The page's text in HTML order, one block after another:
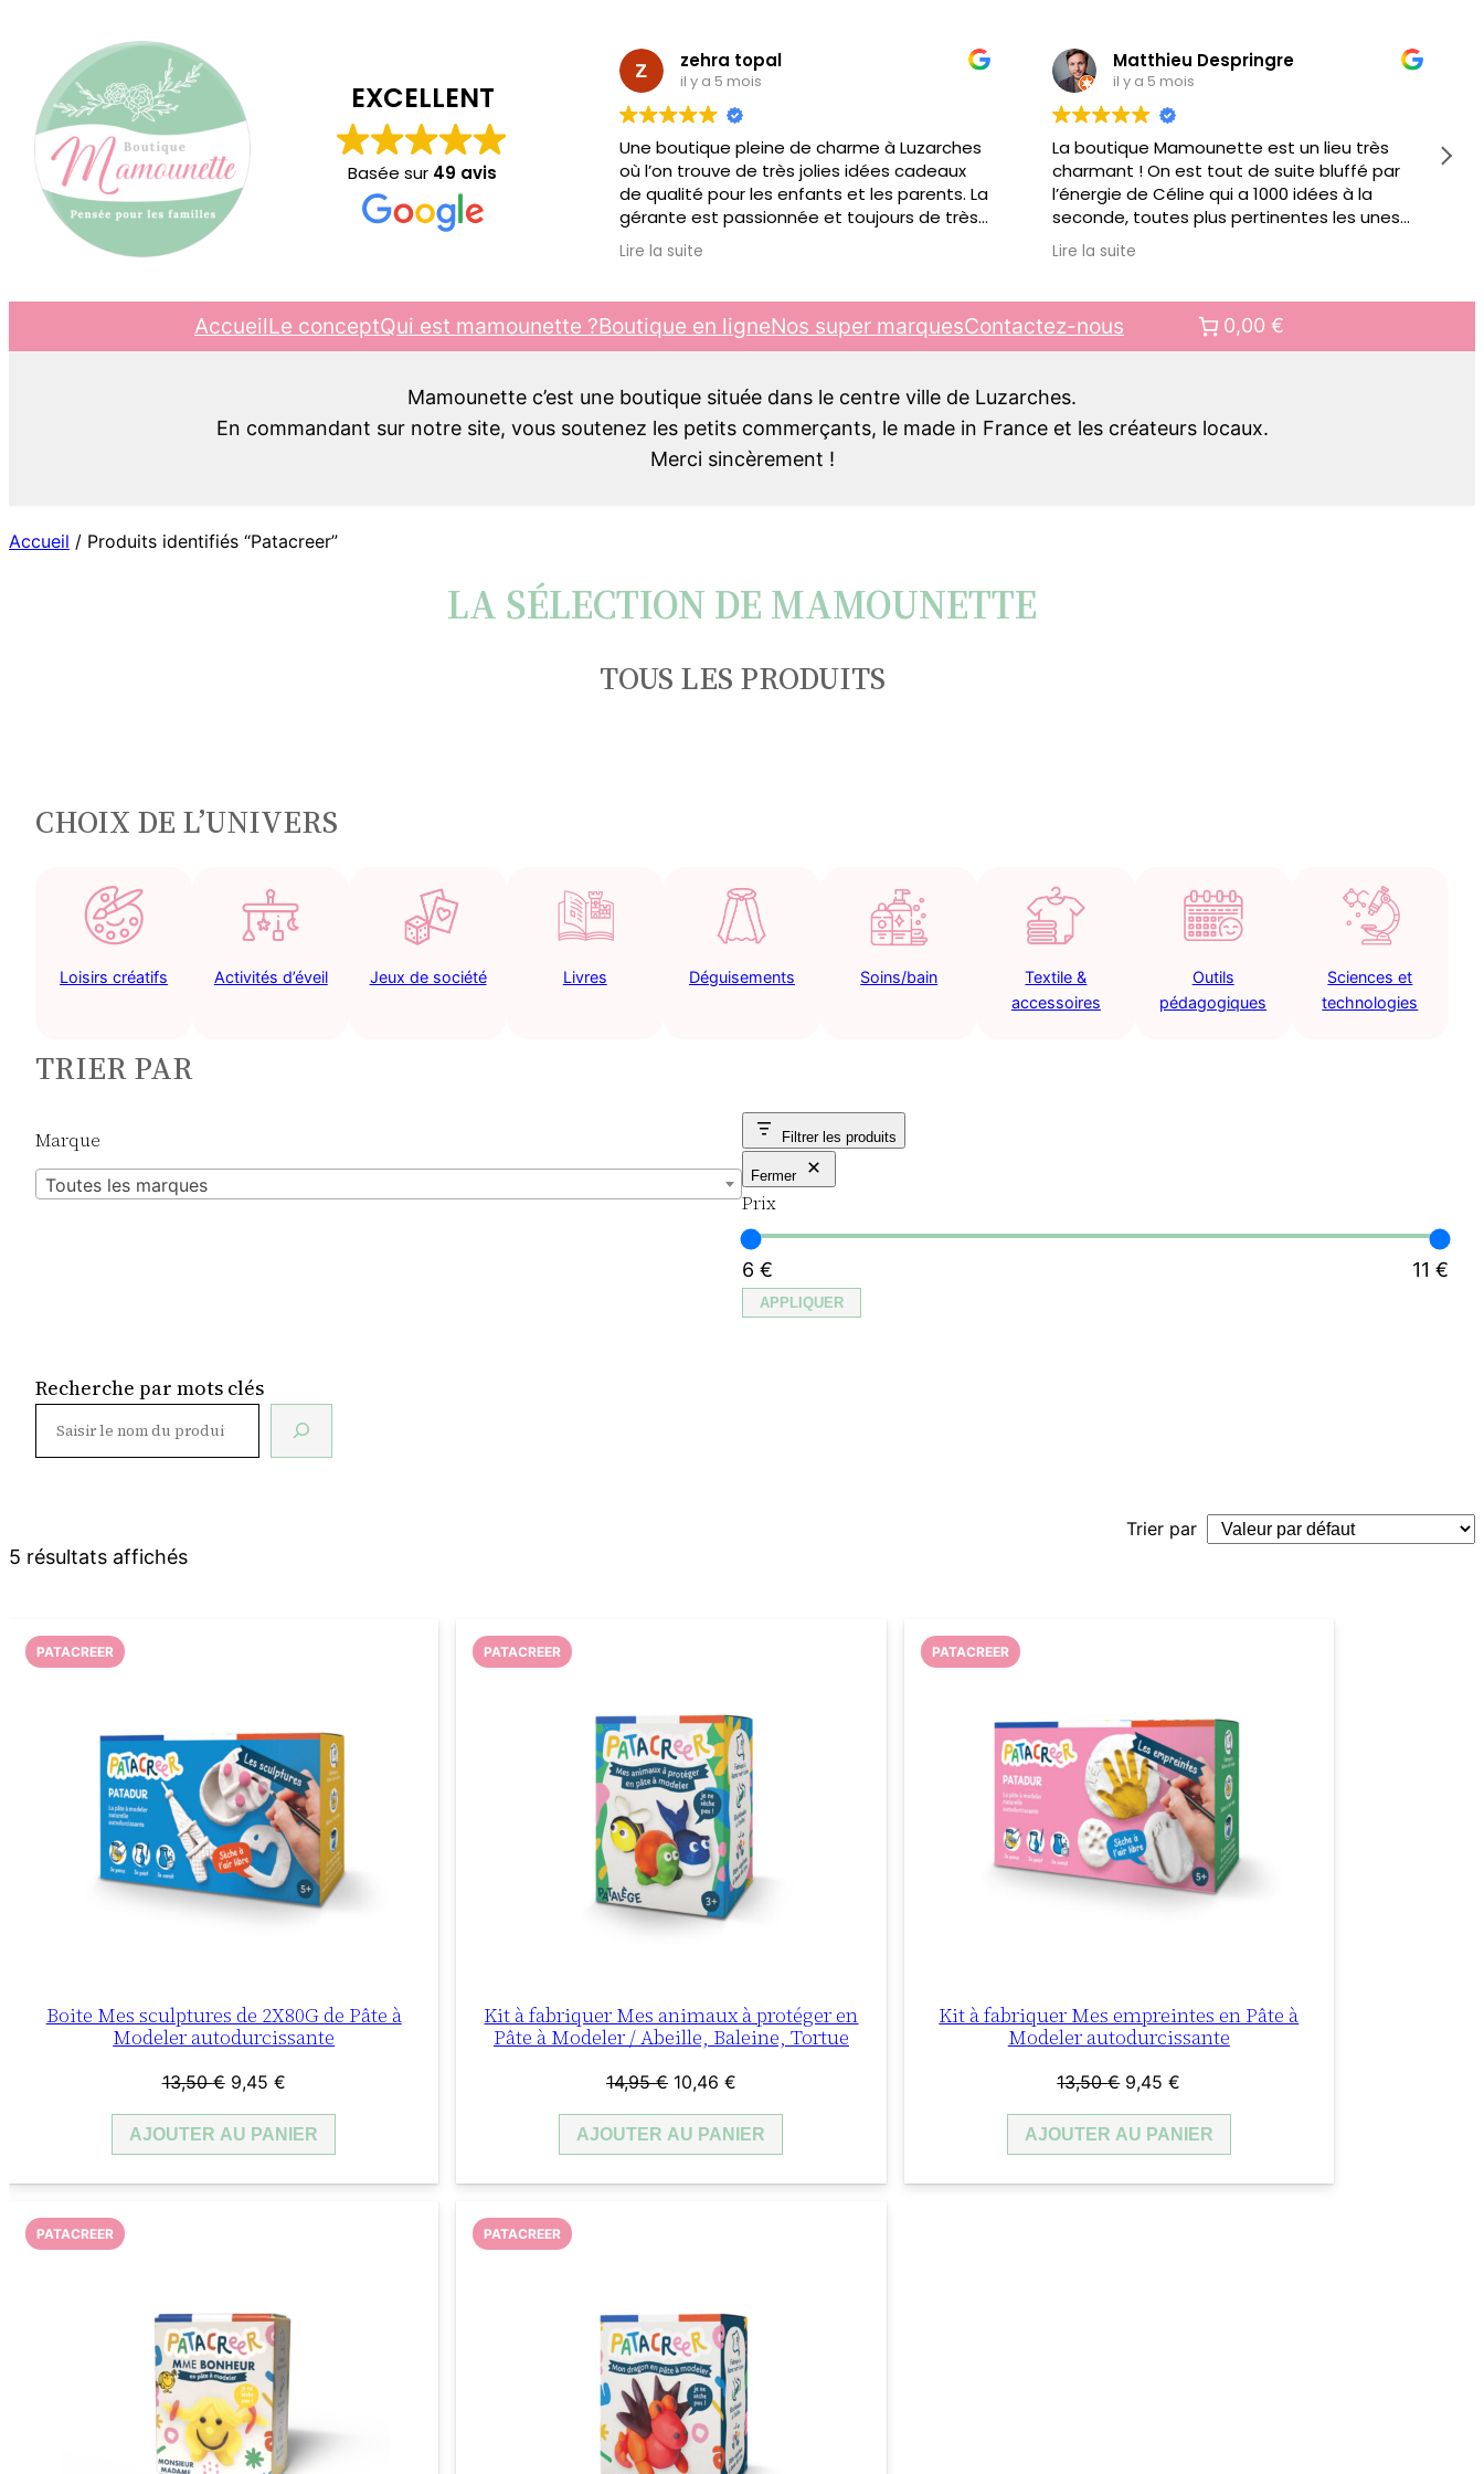
EXCELLENT
Basée sur 49 avis
zehra topal
il y a 5 mois
Une boutique pleine de charme à Luzarches
où l’on trouve de très jolies idées cadeaux
de qualité pour les enfants et les parents. La
gérante est passionnée et toujours de très
bon conseil. C’est toujours un plaisir d’y
passer, je recommande !!!
Lire la suite
Matthieu Despringre
il y a 5 mois
La boutique Mamounette est un lieu très
charmant ! On est tout de suite bluffé par
l’énergie de Céline qui a 1000 idées à la
seconde, toutes plus pertinentes les unes
que les autres pour vous conseiller.
Au delà de jouets éducatifs ou autre objets
a des ateliers organisés régulièrement.
Bref bien + qu’une boutique, c’est aussi un
lieu de rencontre.. pour mes prochains
chez Mamounette !!
Lire la suite
AccueilLe conceptQui est mamounette ?Boutique en ligneNos super marquesContactez-nous 0,00 €
Mamounette c’est une boutique située dans le centre ville de Luzarches.
En commandant sur notre site, vous soutenez les petits commerçants, le made in France et les créateurs locaux.
Merci sincèrement !
Accueil / Produits identifiés “Patacreer”
LA SÉLECTION DE MAMOUNETTE
TOUS LES PRODUITS
CHOIX DE L’UNIVERS
Loisirs créatifs Activités d’éveil Jeux de société Livres Déguisements Soins/bain
Textile &
accessoires
Outils
pédagogiques
Sciences et
technologies
TRIER PAR
Marque
Toutes les marques
Filtrer les produits
Fermer
Prix
6 € 11 €
APPLIQUER
Recherche par mots clés
5 résultats affichés
Trier par
Boite Mes sculptures de 2X80G de Pâte à
Modeler autodurcissante
PATACREER
13,50€ Le
prix
initial
13,50 €.
9,45 €Le
prix
actuel
9,45 €.
AJOUTER AU PANIER
Kit à fabriquer Mes animaux à protéger en
Pâte à Modeler / Abeille, Baleine, Tortue
PATACREER
14,95€ Le
prix
initial
14,95 €.
10,46 €Le
prix
actuel
10,46 €.
AJOUTER AU PANIER
Kit à fabriquer Mes empreintes en Pâte à
Modeler autodurcissante
PATACREER
13,50€ Le
prix
initial
13,50 €.
9,45€
prix
actuel
9,45 €.
AJOUTER AU PANIER
PATACREER PATACREER